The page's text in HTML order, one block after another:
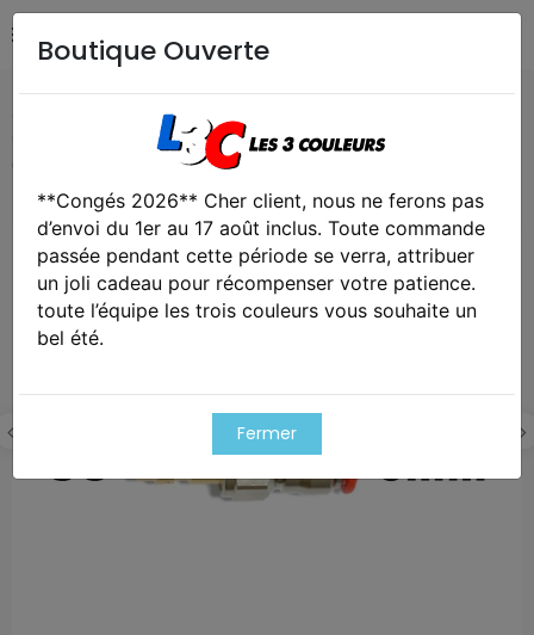
Airsoft / Paintball
Adaptateur male us vers flexible macroline
Exclusivité web !
Boutique Ouverte
**Congés 2026** Cher client, nous ne ferons pas
d’envoi du 1er au 17 août inclus. Toute commande
passée pendant cette période se verra, attribuer
un joli cadeau pour récompenser votre patience.
toute l’équipe les trois couleurs vous souhaite un
bel été.
Fermer